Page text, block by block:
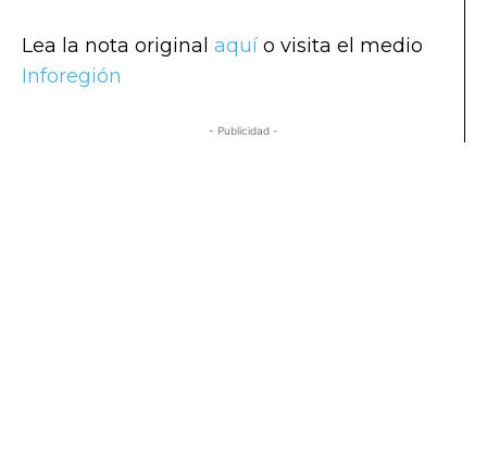
Lea la nota original aquí o visita el medio
Inforegión
- Publicidad -